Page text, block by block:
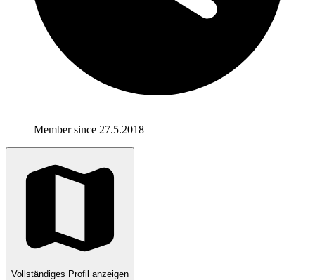
Member since 27.5.2018
Vollständiges Profil anzeigen